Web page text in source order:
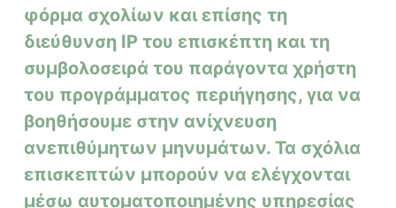
φόρμα σχολίων και επίσης τη
διεύθυνση IP του επισκέπτη και τη
συμβολοσειρά του παράγοντα χρήστη
του προγράμματος περιήγησης, για να
βοηθήσουμε στην ανίχνευση
ανεπιθύμητων μηνυμάτων. Τα σχόλια
επισκεπτών μπορούν να ελέγχονται
μέσω αυτοματοποιημένης υπηρεσίας